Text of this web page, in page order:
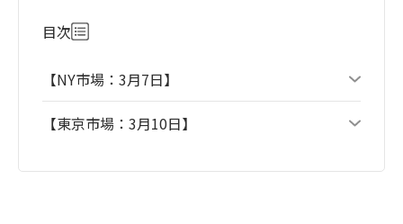
目次
【NY市場：3月7日】
【東京市場：3月10日】